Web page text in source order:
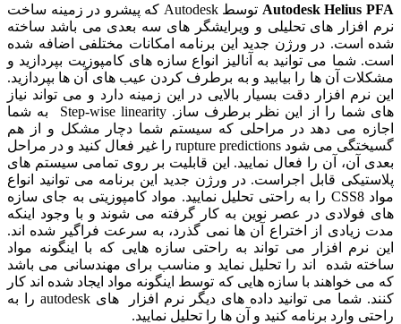
Autodesk
توسط Autodesk که پیشرو در زمینه ساخت
های تحلیلی و ویرایشگر های سه بعدی می باشد ساخته
در ورژن جدید این برنامه امکانات مختلفی اضافه شده
می توانید به آنالیز انواع سازه های کامپوزیت بپردازید و
آن ها را بیابید و به برطرف کردن عیب های آن ها بپردازید.
افزار دقت بسیار بالایی در این زمینه دارد و می تواند نیاز
های شما را از این نظر برطرف ساز. Step-wise linearity به شما
می دهد در مراحلی که سیستم شما دچار مشکل و از هم
گسیختگی می شود rupture predictions را غیر فعال کنید و در مراحل
آن را فعال نمایید. این قابلیت بر روی تمامی سیستم های
قابل اجراست. در ورژن جدید این برنامه می توانید انواع
مواد CSS8 را به راحتی تحلیل نمایید. مواد کامپوزیتی به جای سازه
در عصر نوین به کار گرفته می شوند و با وجود اینکه
از اختراع آن ها نمی گذرد، به سرعت فراگیر شده اند.
افزار می تواند به راحتی سازه هایی که با اینگونه مواد
شده اند را تحلیل نماید و مناسب برای مهندسانی می باشد
با سازه هایی که توسط اینگونه مواد ایجاد شده اند کار
کنند. شما می توانید داده های دیگر نرم افزار های autodesk را به
برنامه کنید و آن ها را تحلیل نمایید.